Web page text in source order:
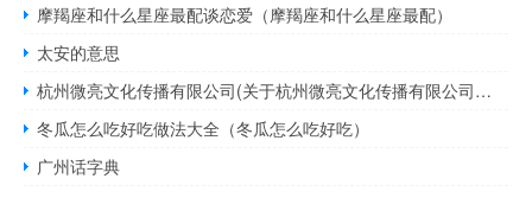
摩羯座和什么星座最配谈恋爱（摩羯座和什么星座最配）
太安的意思
杭州微亮文化传播有限公司(关于杭州微亮文化传播有限公司的简介)
冬瓜怎么吃好吃做法大全（冬瓜怎么吃好吃）
广州话字典